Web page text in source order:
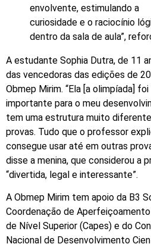
envolvente, estimulando a
curiosidade e o raciocínio
dentro da sala de aula”,
A estudante Sophia Dutra, de 11
das vencedoras das edições de
Obmep Mirim. “Ela [a olimpíada]
importante para o meu
tem uma estrutura muito
provas. Tudo que o professor
consegue usar até em outras
disse a menina, que considerou a
“divertida, legal e interessante”.
A Obmep Mirim tem apoio da B3
Coordenação de
de Nível Superior (Capes) e do
Nacional de Desenvolvimento